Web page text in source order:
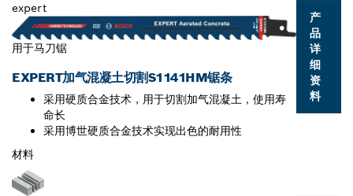
expert
用于马刀锯
EXPERT加气混凝土切割S1141HM锯条
采用硬质合金技术，用于切割加气混凝土，使用寿
命长
采用博世硬质合金技术实现出色的耐用性
材料
产
品
详
细
资
料